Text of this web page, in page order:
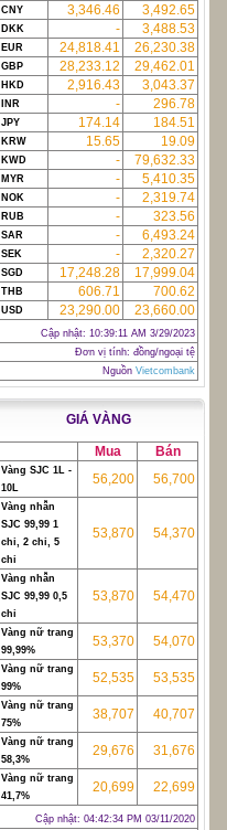
CNY 3,346.46 3,492.65
DKK - 3,488.53
EUR 24,818.41 26,230.38
GBP 28,233.12 29,462.01
HKD 2,916.43 3,043.37
INR - 296.78
JPY 174.14 184.51
KRW 15.65 19.09
KWD - 79,632.33
MYR - 5,410.35
NOK - 2,319.74
RUB - 323.56
SAR - 6,493.24
SEK - 2,320.27
SGD 17,248.28 17,999.04
THB 606.71 700.62
USD 23,290.00 23,660.00
Cập nhật: 10:39:11 AM 3/29/2023
Đơn vị tính: đồng/ngoại tệ
Nguồn Vietcombank
GIÁ VÀNG
Mua Bán
Vàng SJC 1L -
10L
56,200 56,700
Vàng nhẫn
SJC 99,99 1
chỉ, 2 chỉ, 5
chỉ
53,870 54,370
Vàng nhẫn
SJC 99,99 0,5
chỉ
53,870 54,470
Vàng nữ trang
99,99%
53,370 54,070
Vàng nữ trang
99%
52,535 53,535
Vàng nữ trang
75%
38,707 40,707
Vàng nữ trang
58,3%
29,676 31,676
Vàng nữ trang
41,7%
20,699 22,699
Cập nhật: 04:42:34 PM 03/11/2020